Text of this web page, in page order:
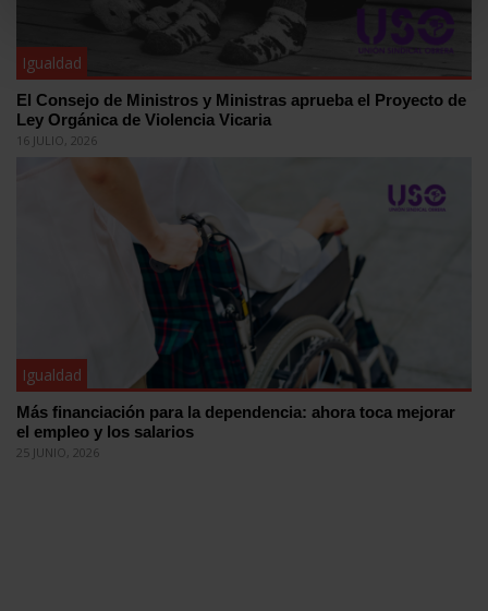
Igualdad
El Consejo de Ministros y Ministras aprueba el Proyecto de
Ley Orgánica de Violencia Vicaria
16 JULIO, 2026
Igualdad
Más financiación para la dependencia: ahora toca mejorar
el empleo y los salarios
25 JUNIO, 2026